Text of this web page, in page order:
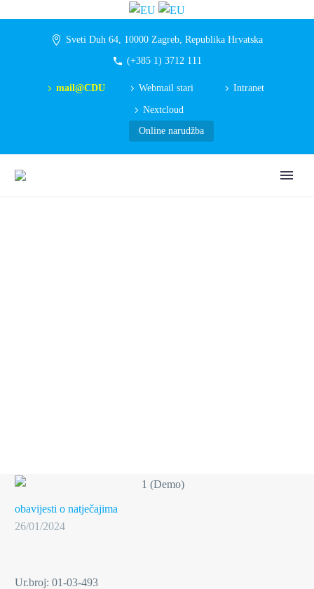
Sveti Duh 64, 10000 Zagreb, Republika Hrvatska
(+385 1) 3712 111
mail@CDU Webmail stari Intranet
Nextcloud
Online narudžba
obavijesti o natječajima
26/01/2024
Ur.broj: 01-03-493